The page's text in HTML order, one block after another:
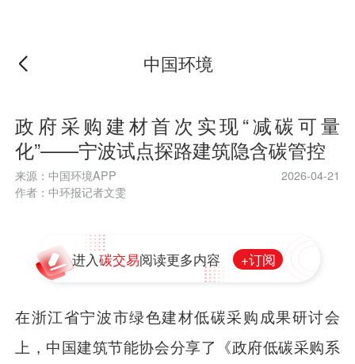
中国环境
政府采购建材首次实现“减碳可量
化”——宁波试点探路建筑隐含碳管控
来源：中国环境APP
2026-04-21
作者：中环报记者文雯
进入碳交易阅读更多内容 +订阅
在浙江省宁波市绿色建材低碳采购成果研讨会
上，中国建筑节能协会分享了《政府低碳采购系